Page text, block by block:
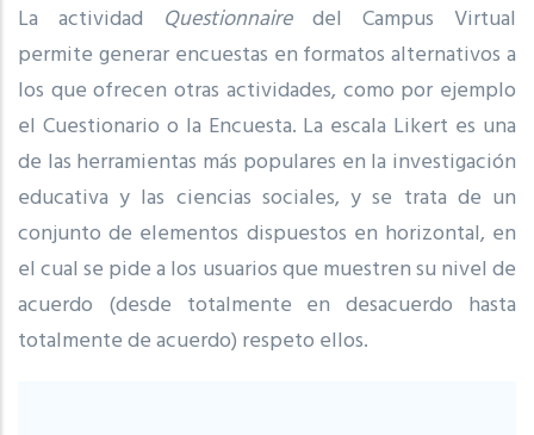
La actividad Questionnairedel Campus Virtual
permite generar encuestas en formatos alternativos a
los que ofrecen otras actividades, como por ejemplo
el Cuestionario o la Encuesta. La escala Likert es una
de las herramientas más populares en la investigación
educativa y las ciencias sociales, y se trata de un
conjunto de elementos dispuestos en horizontal, en
el cual se pide a los usuarios que muestren su nivel de
acuerdo (desde totalmente en desacuerdo hasta
totalmente de acuerdo) respeto ellos.